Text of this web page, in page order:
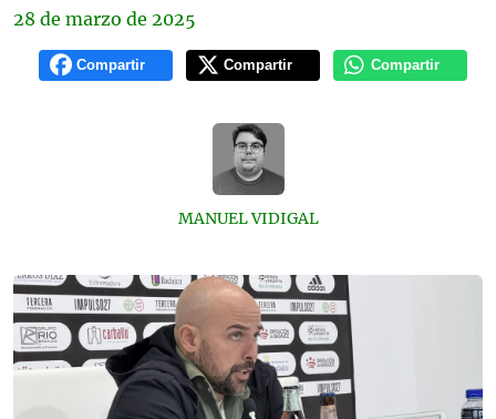
28 de marzo de 2025
Compartir Compartir Compartir
MANUEL VIDIGAL